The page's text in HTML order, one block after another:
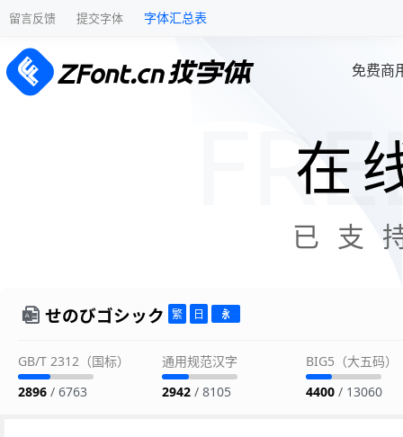
留言反馈 提交字体 字体汇总表
免费商
在
已支
せのびゴシック
GB/T 2312（国标）
2896 / 6763
通用规范汉字
2942 / 8105
BIG5（大五码）
4400 / 13060